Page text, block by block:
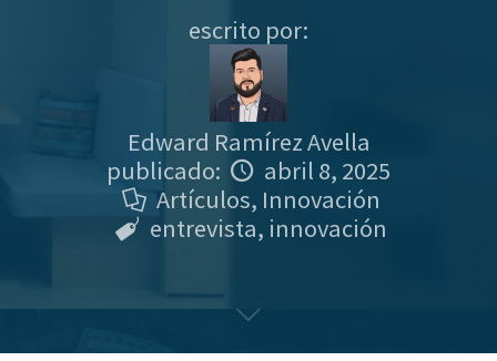
escrito por:
Edward Ramírez Avella
publicado:
abril 8, 2025
Artículos, Innovación
entrevista, innovación